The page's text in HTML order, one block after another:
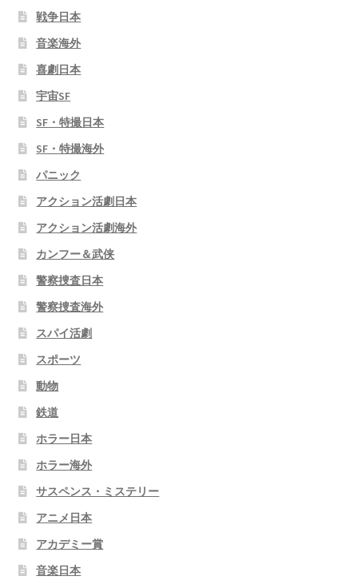
戦争日本
音楽海外
喜劇日本
宇宙SF
SF・特撮日本
SF・特撮海外
パニック
アクション活劇日本
アクション活劇海外
カンフー＆武侠
警察捜査日本
警察捜査海外
スパイ活劇
スポーツ
動物
鉄道
ホラー日本
ホラー海外
サスペンス・ミステリー
アニメ日本
アカデミー賞
音楽日本